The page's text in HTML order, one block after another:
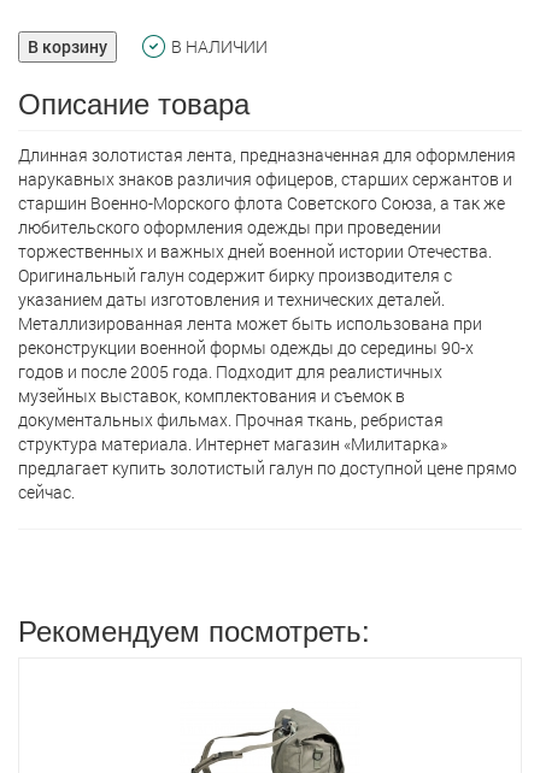
В корзину В НАЛИЧИИ
Описание товара
Длинная золотистая лента, предназначенная для оформления
нарукавных знаков различия офицеров, старших сержантов и
старшин Военно-Морского флота Советского Союза, а так же
любительского оформления одежды при проведении
торжественных и важных дней военной истории Отечества.
Оригинальный галун содержит бирку производителя с
указанием даты изготовления и технических деталей.
Металлизированная лента может быть использована при
реконструкции военной формы одежды до середины 90-х
годов и после 2005 года. Подходит для реалистичных
музейных выставок, комплектования и съемок в
документальных фильмах. Прочная ткань, ребристая
структура материала. Интернет магазин «Милитарка»
предлагает кyпить золотистый галун по доступной цене прямо
сейчас.
Рекомендуем посмотреть: